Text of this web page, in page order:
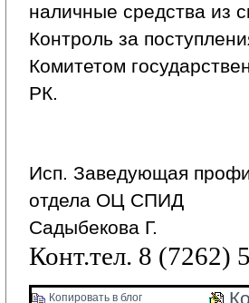
наличные средства из
Контроль за
Комитетом
РК.
Исп. Заведующая
отдела ОЦ СПИД
Садыбекова Г.
Конт.тел. 8 (7262)
Копировать в блог